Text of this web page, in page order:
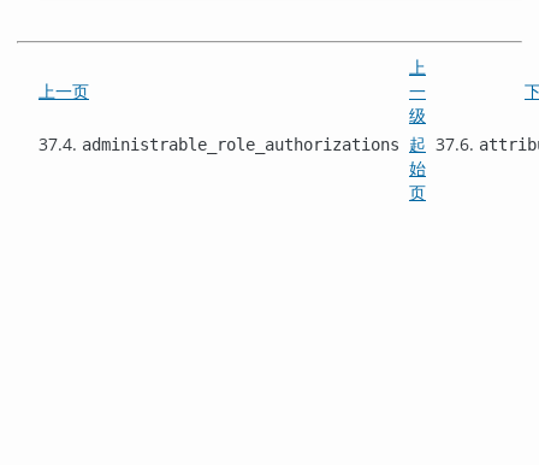
上一页
上
一
级
37.4. administrable_role_authorizations
起
始
页
37.6.